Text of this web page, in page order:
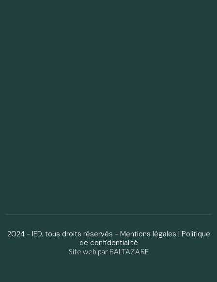
2024 - IED, tous droits réservés - Mentions légales | Politique
de confidentialité
Site web par BALTAZARE